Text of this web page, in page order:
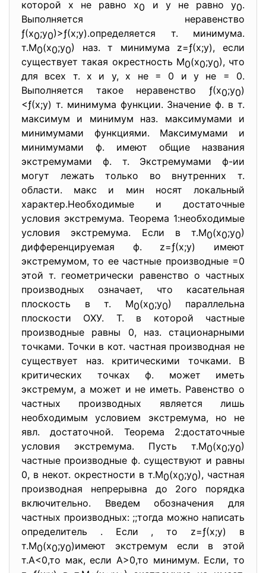
которой х не равно х0 и у не равно у0.
Выполняется неравенство
ƒ(х0;у0)>ƒ(х;у).определяется т. минимума.
т.М0(х0;у0) наз. т минимума z=ƒ(х;у), если
существует такая окрестность М0(х0;у0), что
для всех т. х и у, х не = 0 и у не = 0.
Выполняется такое неравенство ƒ(х0;у0)
<ƒ(х;у) т. минимума функции. Значение ф. в т.
максимум и минимум наз. максимумами и
минимумами функциями. Максимумами и
минимумами ф. имеют общие названия
экстремумами ф. т. Экстремумами ф-ии
могут лежать только во внутренних т.
области. макс и мин носят локальный
характер.Необходимые и достаточные
условия экстремума. Теорема 1:необходимые
условия экстремума. Если в т.М0(х0;у0)
дифференцируемая ф. z=ƒ(х;у) имеют
экстремумом, то ее частные производные =0
этой т. геометрически равенство о частных
производных означает, что касательная
плоскость в т. М0(х0;у0) параллельна
плоскости ОХУ. Т. в которой частные
производные равны 0, наз. стационарными
точками. Точки в кот. частная производная не
существует наз. критическими точками. В
критических точках ф. может иметь
экстремум, а может и не иметь. Равенство о
частных производных является лишь
необходимым условием экстремума, но не
явл. достаточной. Теорема 2:достаточные
условия экстремума. Пусть т.М0(х0;у0)
частные производные ф. существуют и равны
0, в некот. окрестности в т.М0(х0;у0), частная
производная непрерывна до 2ого порядка
включительно. Введем обозначения для
частных производных: ;;тогда можно написать
определитель . Если , то z=ƒ(х;у) в
т.М0(х0;у0)имеют экстремум если в этой
т.А<0,то мак, если А>0,то минимум. Если, то